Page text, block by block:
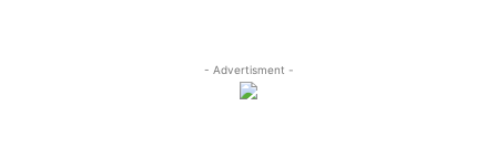
- Advertisment -